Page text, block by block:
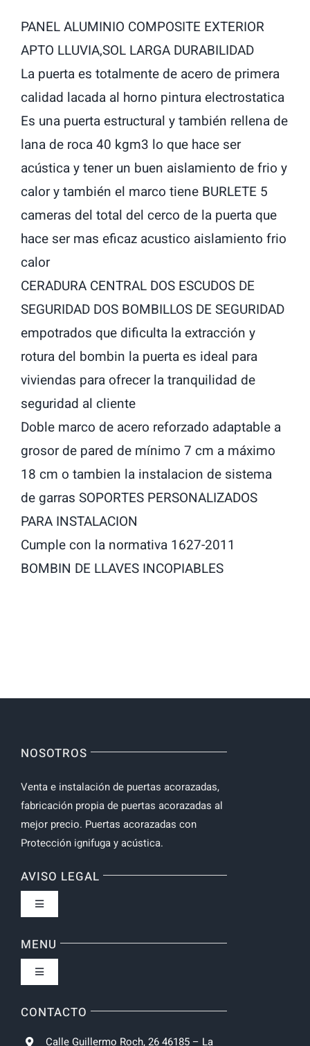
PANEL ALUMINIO COMPOSITE EXTERIOR
APTO LLUVIA,SOL LARGA DURABILIDAD
La puerta es totalmente de acero de primera
calidad lacada al horno pintura electrostatica
Es una puerta estructural y también rellena de
lana de roca 40 kgm3 lo que hace ser
acústica y tener un buen aislamiento de frio y
calor y también el marco tiene BURLETE 5
cameras del total del cerco de la puerta que
hace ser mas eficaz acustico aislamiento frio
calor
CERADURA CENTRAL DOS ESCUDOS DE
SEGURIDAD DOS BOMBILLOS DE SEGURIDAD
empotrados que dificulta la extracción y
rotura del bombin la puerta es ideal para
viviendas para ofrecer la tranquilidad de
seguridad al cliente
Doble marco de acero reforzado adaptable a
grosor de pared de mínimo 7 cm a máximo
18 cm o tambien la instalacion de sistema
de garras SOPORTES PERSONALIZADOS
PARA INSTALACION
Cumple con la normativa 1627-2011
BOMBIN DE LLAVES INCOPIABLES
NOSOTROS
Venta e instalación de puertas acorazadas,
fabricación propia de puertas acorazadas al
mejor precio. Puertas acorazadas con
Protección ignifuga y acústica.
AVISO LEGAL
Toggle
Política de privacidad
Condiciones de uso
MENU
Toggle
Inicio
CONTACTO
Calle Guillermo Roch, 26 46185 – La